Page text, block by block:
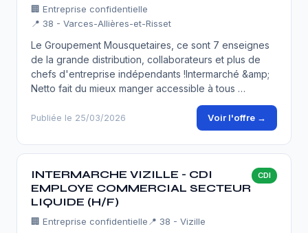
🏢 Entreprise confidentielle
📍 38 - Varces-Allières-et-Risset
Le Groupement Mousquetaires, ce sont 7 enseignes
de la grande distribution, collaborateurs et plus de
chefs d'entreprise indépendants !Intermarché &amp;
Netto fait du mieux manger accessible à tous …
Publiée le 25/03/2026 Voir l'offre →
INTERMARCHE VIZILLE - CDI
EMPLOYE COMMERCIAL SECTEUR
LIQUIDE (H/F)
CDI
🏢 Entreprise confidentielle 📍 38 - Vizille